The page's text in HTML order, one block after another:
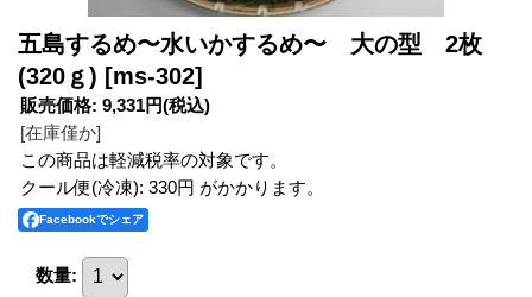
五島するめ〜水いかするめ〜 大の型 2枚
(320ｇ) [ms-302]
販売価格: 9,331円(税込)
[在庫僅か]
この商品は軽減税率の対象です。
クール便(冷凍): 330円 がかかります。
Facebookでシェア
数量: